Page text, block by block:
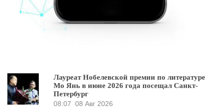
Лауреат Нобелевской премии по литературе
Мо Янь в июне 2026 года посещал Санкт-
Петербург
08:07 08 Авг 2026